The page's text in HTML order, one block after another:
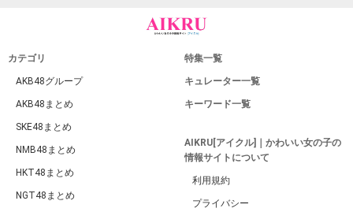
カテゴリ
AKB48グループ
AKB48まとめ
SKE48まとめ
NMB48まとめ
HKT48まとめ
NGT48まとめ
特集一覧
キュレーター一覧
キーワード一覧
AIKRU[アイクル]｜かわいい女の子の
情報サイトについて
利用規約
プライバシー